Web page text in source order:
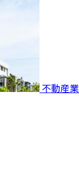
不動産業